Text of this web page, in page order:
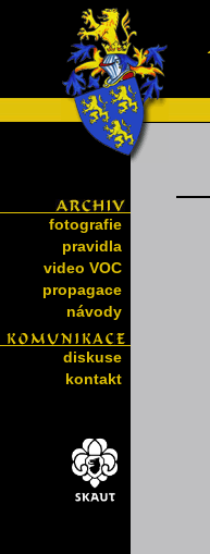
fotografie
pravidla
video VOC
propagace
návody
diskuse
kontakt